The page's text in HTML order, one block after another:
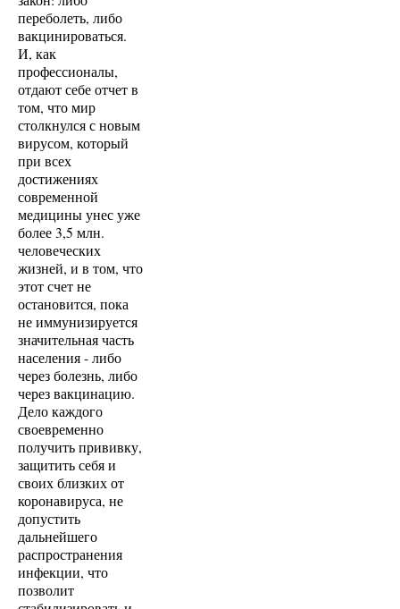
переболеть, либо
вакцинироваться.
И, как
профессионалы,
отдают себе отчет в
том, что мир
столкнулся с новым
вирусом, который
при всех
достижениях
современной
медицины унес уже
более 3,5 млн.
человеческих
жизней, и в том, что
этот счет не
остановится, пока
не иммунизируется
значительная часть
населения - либо
через болезнь, либо
через вакцинацию.
Дело каждого
своевременно
получить прививку,
защитить себя и
своих близких от
коронавируса, не
допустить
дальнейшего
распространения
инфекции, что
позволит